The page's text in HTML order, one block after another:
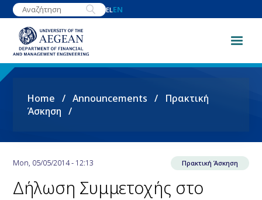
Skip
to
content
ELEN
Breadcrumb
Home Announcements
Πρακτική
Άσκηση
Mon, 05/05/2014 - 12:13 Πρακτική Άσκηση
Δήλωση Συμμετοχής στο